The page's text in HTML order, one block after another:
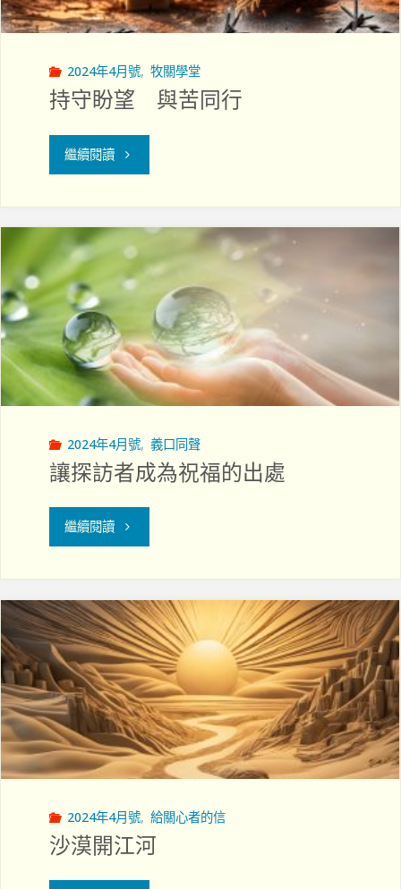
會
導：
拾
–
認
識
接
與
承
諾
療
(ACT)"
2024年4月號, 牧關學堂
持守盼望 與苦同行
繼續閱讀"持
盼
苦
同
2024年4月號, 義口同聲
讓探訪者成為祝福的出處
繼續閱讀"讓
訪
者
成
為
祝
的
2024年4月號, 給關心者的信
沙漠開江河